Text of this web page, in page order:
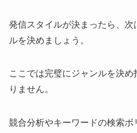
発信スタイルが決まったら、次
ルを決めましょう。
ここでは完璧にジャンルを決め
りません。
競合分析やキーワードの検索ボ